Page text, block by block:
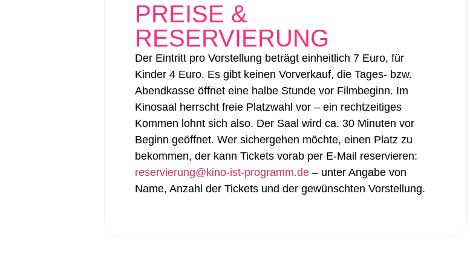
PREISE &
RESERVIERUNG
Der Eintritt pro Vorstellung beträgt einheitlich 7 Euro, für
Kinder 4 Euro. Es gibt keinen Vorverkauf, die Tages- bzw.
Abendkasse öffnet eine halbe Stunde vor Filmbeginn. Im
Kinosaal herrscht freie Platzwahl vor – ein rechtzeitiges
Kommen lohnt sich also. Der Saal wird ca. 30 Minuten vor
Beginn geöffnet. Wer sichergehen möchte, einen Platz zu
bekommen, der kann Tickets vorab per E-Mail reservieren:
reservierung@kino-ist-programm.de – unter Angabe von
Name, Anzahl der Tickets und der gewünschten Vorstellung.